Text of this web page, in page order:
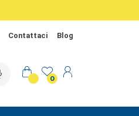
Contattaci Blog
0